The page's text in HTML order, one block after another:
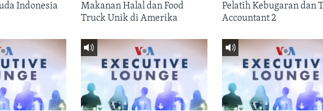
Indonesia
Makanan Halal dan Food
Truck Unik di Amerika
Pelatih Kebugaran dan
Accountant 2